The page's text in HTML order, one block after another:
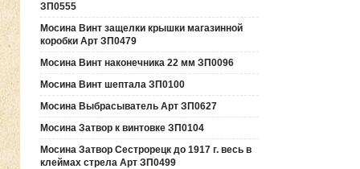
ЗП0555
Мосина Винт защелки крышки магазинной
коробки Арт ЗП0479
Мосина Винт наконечника 22 мм ЗП0096
Мосина Винт шептала ЗП0100
Мосина Выбрасыватель Арт ЗП0627
Мосина Затвор к винтовке ЗП0104
Мосина Затвор Сестрорецк до 1917 г. весь в
клеймах стрела Арт ЗП0499